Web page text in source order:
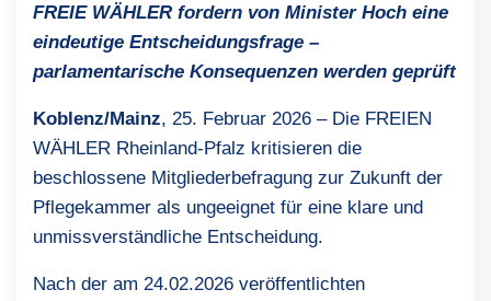
FREIE WÄHLER fordern von Minister Hoch eine
eindeutige Entscheidungsfrage –
parlamentarische Konsequenzen werden geprüft
Koblenz/Mainz, 25. Februar 2026 – Die FREIEN
WÄHLER Rheinland-Pfalz kritisieren die
beschlossene Mitgliederbefragung zur Zukunft der
Pflegekammer als ungeeignet für eine klare und
unmissverständliche Entscheidung.
Nach der am 24.02.2026 veröffentlichten